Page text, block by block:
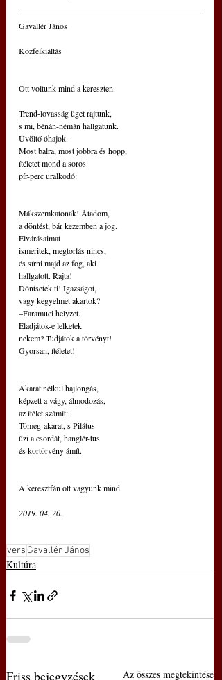
Gavallér János
Közfelkiáltás
Ott voltunk mind a kereszten.
Trend-lovasság üget rajtunk,
s mi, bénán-némán hallgatunk.
Üvöltő óhajok.
Most balra, most jobbra és hopp,
ítéletet mond a soros
pír-perc uralkodó:
Mákszemkatonák! Átadom,
a döntést, bár kezemben a jog.
Elvárásaimat
ismeritek, megtorlás nincs,
és sírni majd az fog, aki
hallgatott. Rajta!
Döntsetek ti! Igazságot,
vagy kegyelmet akartok?
–Faramuci helyzet.
Eladjátok-e lelketek
nekem? Tudjátok a törvényt!
Gyorsan, ítéletet!
Akarat nélkül hajlongás,
képzett a vágy, álmodozás,
az ítélet számít:
Tömeg-akarat, s Pilátus
űzi a csordát, hanglér-tus
és kortörvény ámít.
A keresztfán ott vagyunk mind.
2019. 04. 20.
vers Gavallér János
Kultúra
Friss bejegyzések Az összes megtekintése